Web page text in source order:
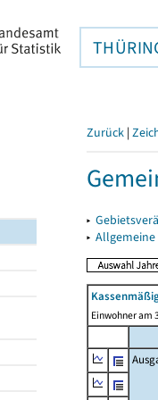
Zurück |
▸
▸
Einwohner am